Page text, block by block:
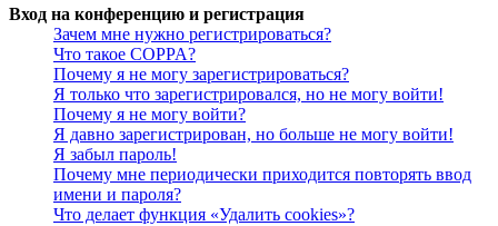
Вход на конференцию и регистрация
Зачем мне нужно регистрироваться?
Что такое COPPA?
Почему я не могу зарегистрироваться?
Я только что зарегистрировался, но не могу войти!
Почему я не могу войти?
Я давно зарегистрирован, но больше не могу войти!
Я забыл пароль!
Почему мне периодически приходится повторять ввод
имени и пароля?
Что делает функция «Удалить cookies»?